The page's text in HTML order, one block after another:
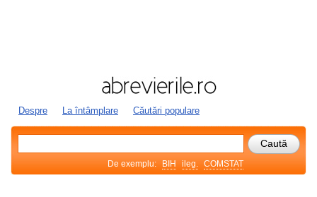
Despre La întâmplare Căutări populare
De exemplu: BIH ileg. COMSTAT